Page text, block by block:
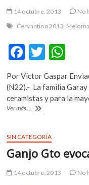
14 octubre, 2013
No
Cervantino 2013
F
ac
e
b
o
o
k
T
w
itt
er
h
at
s
p
Por Víctor Gaspar
(N22).- La familia
ceramistas y para la
Ver más ... En
no
hay
mucha
el
SIN CATEGORÍA
Ganjo Gto
14 octubre, 2013 No